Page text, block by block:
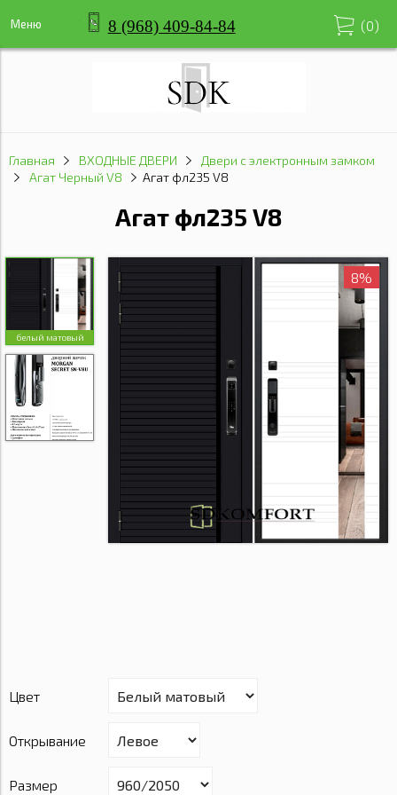
Меню 8 (968) 409-84-84 (0)
Главная ВХОДНЫЕ ДВЕРИ
Двери с электронным замком
Агат Черный V8
Агат фл235 V8
Агат фл235 V8
белый матовый
8%
Цвет
Открывание
Размер